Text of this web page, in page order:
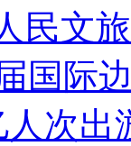
民文
国际
次